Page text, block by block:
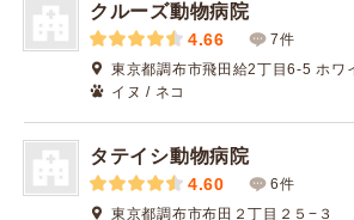
クルーズ動物病院
4.66
7件
東京都調布市飛田給2丁目6-5 ホワ
イヌ / ネコ
タテイシ動物病院
4.60
6件
東京都調布市布田２丁目２５−３